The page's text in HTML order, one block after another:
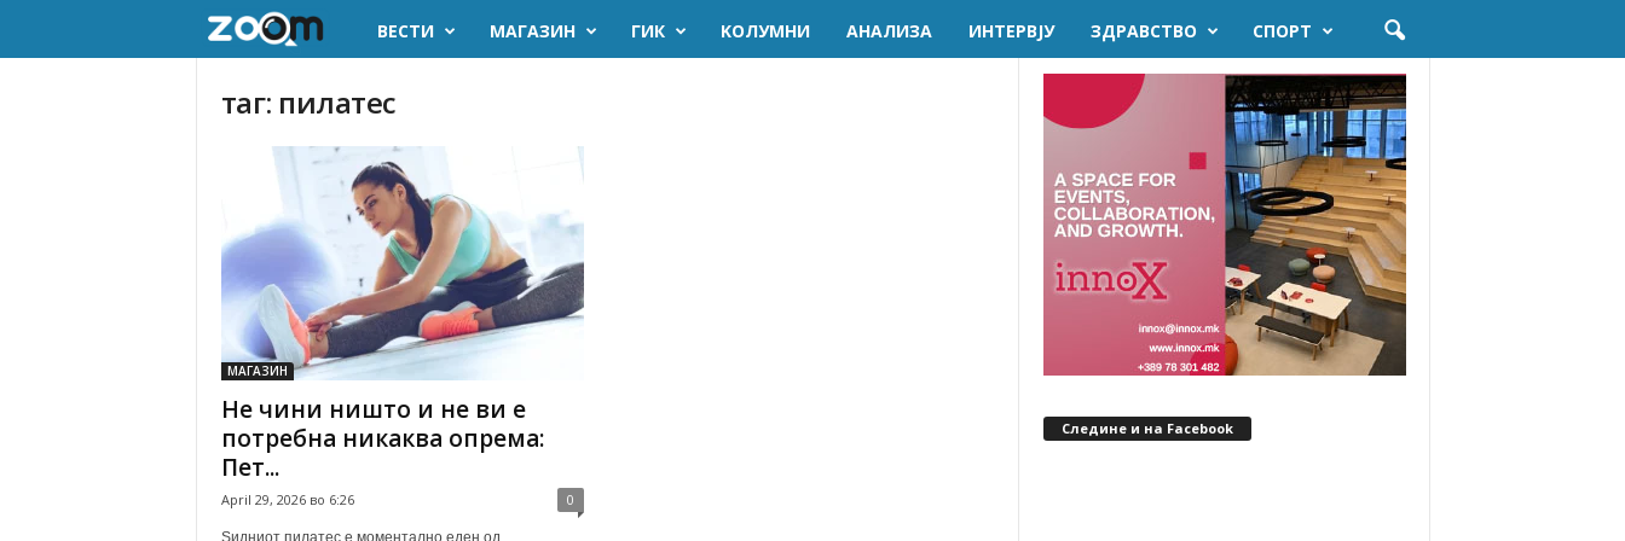
m
m
ВЕСТИ МАГАЗИН ГИК KОЛУМНИ AНАЛИЗА ИНТЕРВЈУ ЗДРАВСТВО СПОРТ
таг: пилатес
МАГАЗИН
Не чини ништо и не ви е
потребна никаква опрема:
Пет...
April 29, 2026 во 6:26 0
Ѕидниот пилатес е моментално еден од
Следине и на Facebook